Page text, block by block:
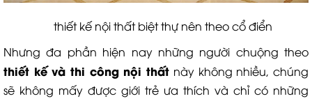
thiết kế nội thất biệt thự nên theo cổ điển
Nhưng đa phần hiện nay những người chuộng theo
thiết kế và thi công nội thất này không nhiều, chúng
sẽ không mấy được giới trẻ ưa thích và chỉ có những